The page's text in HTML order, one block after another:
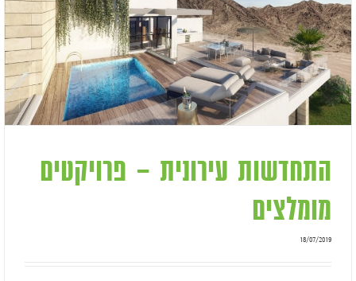
התחדשות עירונית – פרויקטים
מומלצים
18/07/2019